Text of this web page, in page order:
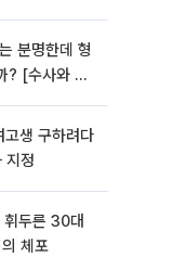
분명한데 형
? [수사와 재
고생 구하려다
지정
두른 30대
체포